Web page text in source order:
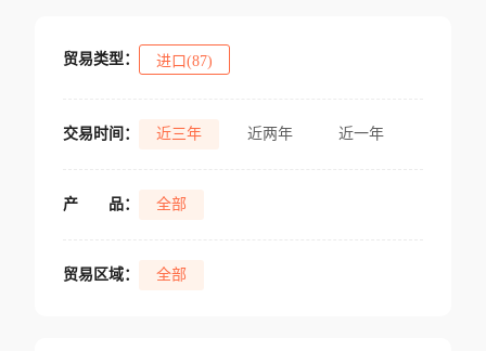
贸易类型： 进口(87)
交易时间： 近三年 近两年 近一年
产 品： 全部
贸易区域： 全部